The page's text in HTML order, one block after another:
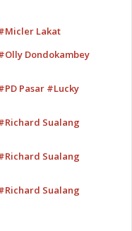
Lakat
Dondokambey
Pasar #Lucky
Sualang
Sualang
Sualang